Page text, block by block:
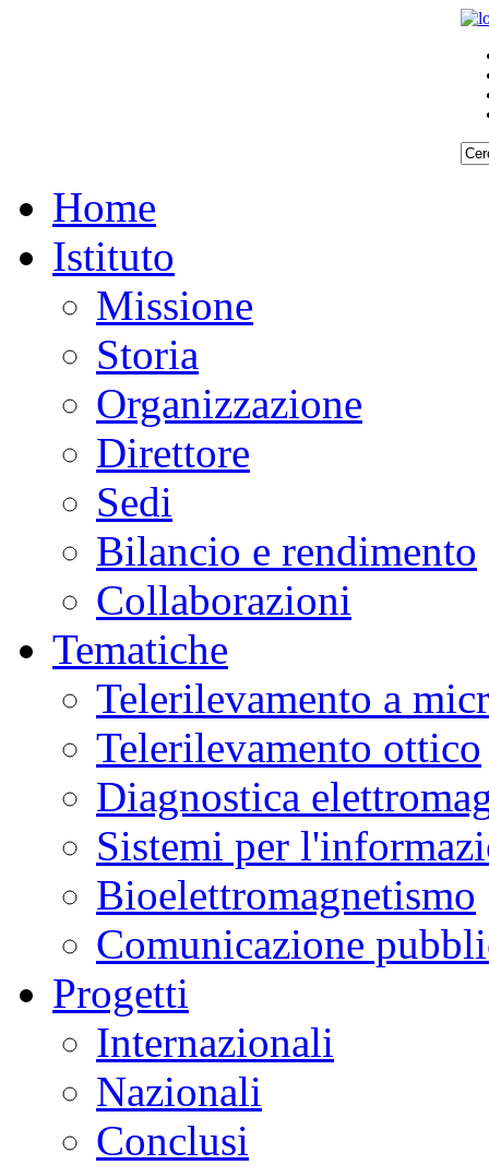
Home
Istituto
Missione
Storia
Organizzazione
Direttore
Sedi
Bilancio e rendimento
Collaborazioni
Tematiche
Telerilevamento a
Telerilevamento ottico
Diagnostica
Sistemi per
Bioelettromagnetismo
Comunicazione
Progetti
Internazionali
Nazionali
Conclusi